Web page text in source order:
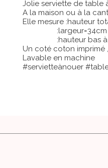
Jolie serviette de table
A la maison ou à la
Elle mesure :hauteur
:largeur=34cm
:hauteur bas à
Un coté coton imprimé
Lavable en machine
#servietteànouer